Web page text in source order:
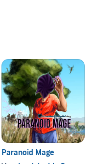
Paranoid Mage